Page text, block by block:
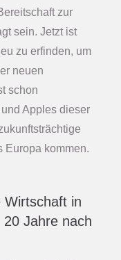
zur
sein. Jetzt ist
zu erfinden, um
neuen
schon
Apples dieser
Europa kommen.
Wirtschaft in
Jahre nach